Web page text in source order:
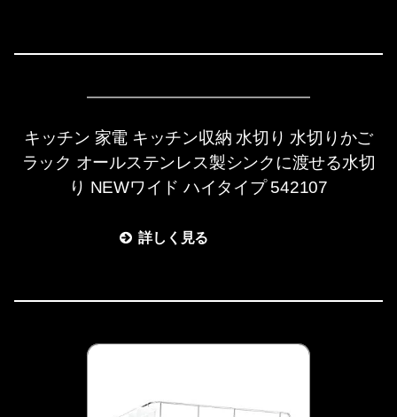
キッチン 家電 キッチン収納 水切り 水切りかご
ラック オールステンレス製シンクに渡せる水切
り NEWワイド ハイタイプ 542107
詳しく見る